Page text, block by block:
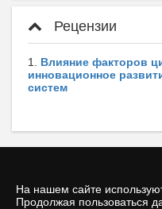
На нашем сайте
Продолжая пользоваться
Рецензии
1. Влияние факторов
инновационное
систем